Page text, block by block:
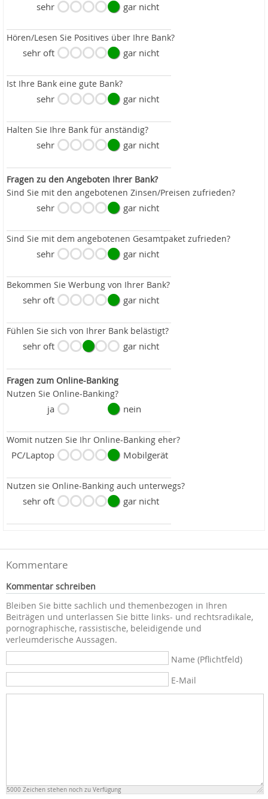
sehr gar nicht
Hören/Lesen Sie Positives über Ihre Bank?
sehr oft gar nicht
Ist Ihre Bank eine gute Bank?
sehr gar nicht
Halten Sie Ihre Bank für anständig?
sehr gar nicht
Fragen zu den Angeboten Ihrer Bank?
Sind Sie mit den angebotenen Zinsen/Preisen zufrieden?
sehr gar nicht
Sind Sie mit dem angebotenen Gesamtpaket zufrieden?
sehr gar nicht
Bekommen Sie Werbung von Ihrer Bank?
sehr oft gar nicht
Fühlen Sie sich von Ihrer Bank belästigt?
sehr oft gar nicht
Fragen zum Online-Banking
Nutzen Sie Online-Banking?
ja nein
Womit nutzen Sie Ihr Online-Banking eher?
PC/Laptop Mobilgerät
Nutzen sie Online-Banking auch unterwegs?
sehr oft gar nicht
Kommentare
Kommentar schreiben
Bleiben Sie bitte sachlich und themenbezogen in Ihren
Beiträgen und unterlassen Sie bitte links- und rechtsradikale,
pornographische, rassistische, beleidigende und
verleumderische Aussagen.
Name (Pflichtfeld)
E-Mail
5000 Zeichen stehen noch zu Verfügung